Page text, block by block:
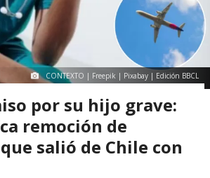
CONTEXTO | Freepik | Pixabay | Edición BBCL
por su hijo grave:
remoción de
salió de Chile con